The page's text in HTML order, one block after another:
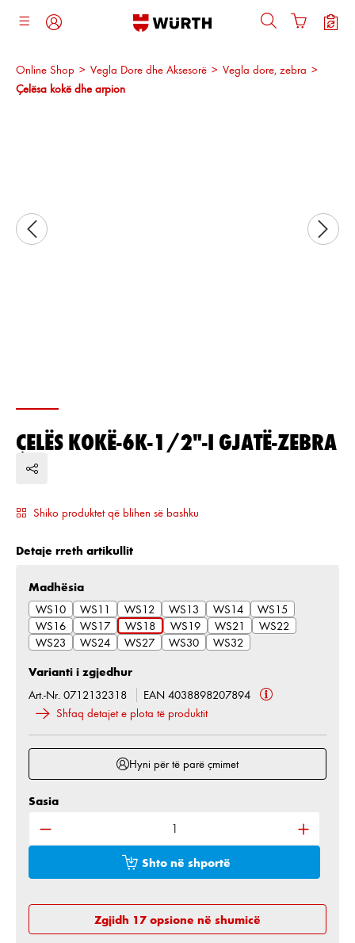
kryesore
Online Shop > Vegla Dore dhe Aksesorë > Vegla dore, zebra >
Çelësa kokë dhe arpion
ÇELËS KOKË-6K-1/2"-I GJATË-ZEBRA
Shiko produktet që blihen së bashku
Detaje rreth artikullit
Zgjidh
Madhësia
WS10
WS11 WS12 WS13 WS14
WS15
WS16
WS17 WS18 WS19 WS21
WS22
WS23
WS24 WS27 WS30 WS32
Varianti i zgjedhur
Art.-Nr. 0712132318
EAN 4038898207894
Shfaq detajet e plota të produktit
Hyni për të parë çmimet
Sasia e produktit: Shkruani sasinë e dëshiruar
Sasia
Shto në shportë
Zgjidh 17 opsione në shumicë